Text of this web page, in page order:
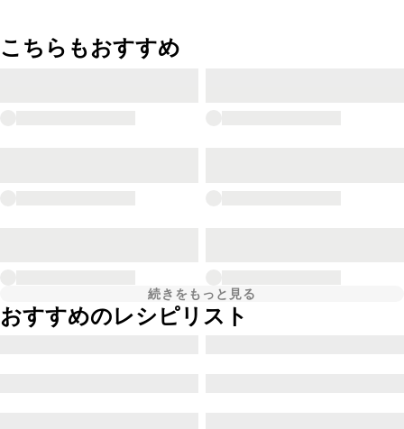
こちらもおすすめ
続きをもっと見る
おすすめのレシピリスト